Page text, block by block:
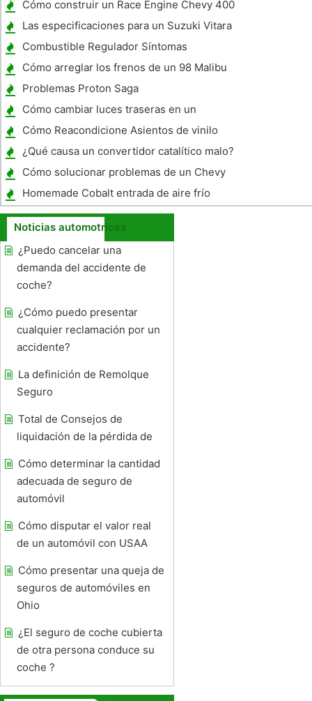
Cómo construir un Race Engine Chevy 400
Las especificaciones para un Suzuki Vitara
JLX
Combustible Regulador Síntomas
Cómo arreglar los frenos de un 98 Malibu
Problemas Proton Saga
Cómo cambiar luces traseras en un
Chevrolet Lumina
Cómo Reacondicione Asientos de vinilo
¿Qué causa un convertidor catalítico malo?
Cómo solucionar problemas de un Chevy
Lumina 1997
Homemade Cobalt entrada de aire frío
Noticias automotrices
¿Puedo cancelar una
demanda del accidente de
coche?
¿Cómo puedo presentar
cualquier reclamación por un
accidente?
La definición de Remolque
Seguro
Total de Consejos de
liquidación de la pérdida de
Cómo determinar la cantidad
adecuada de seguro de
automóvil
Cómo disputar el valor real
de un automóvil con USAA
Cómo presentar una queja de
seguros de automóviles en
Ohio
¿El seguro de coche cubierta
de otra persona conduce su
coche ?